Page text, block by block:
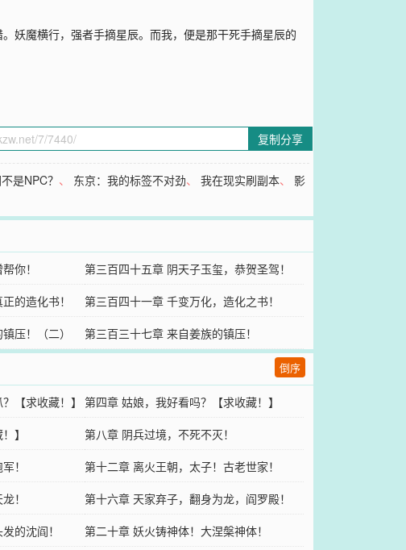
妖魔横行，强者手摘星辰。而我，便是那干死手摘星辰的
复制分享
是NPC？ 、 东京：我的标签不对劲、我在现实刷副本、 影
你！
第三百四十五章 阴天子玉玺，恭贺圣驾！
的造化书！
第三百四十一章 千变万化，造化之书！
压！（二） 第三百三十七章 来自姜族的镇压！
倒序
【求收藏！】 第四章 姑娘，我好看吗？【求收藏！】
】
第八章 阴兵过境，不死不灭！
！
第十二章 离火王朝，太子！古老世家！
！
第十六章 天家弃子，翻身为龙，阎罗殿！
的沈阎！
第二十章 妖火铸神体！大涅槃神体！